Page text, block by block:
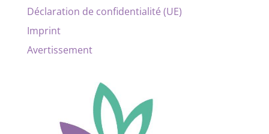
Déclaration de confidentialité (UE)
Imprint
Avertissement